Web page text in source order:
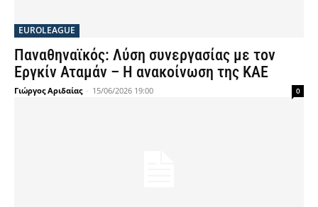
EUROLEAGUE
Παναθηναϊκός: Λύση συνεργασίας με τον
Εργκίν Αταμάν – Η ανακοίνωση της ΚΑΕ
Γιώργος Αριδαίας - 15/06/2026 19:00 0